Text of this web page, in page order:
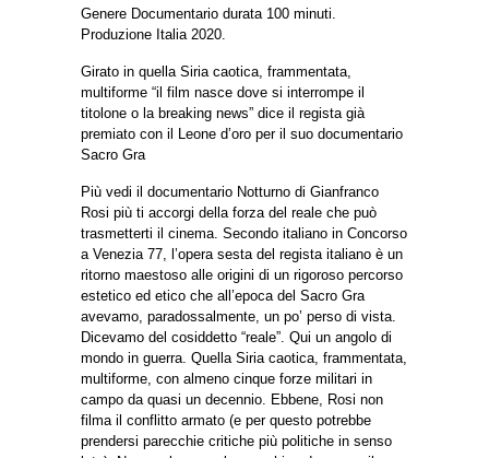
Genere Documentario durata 100 minuti.
Produzione Italia 2020.
Girato in quella Siria caotica, frammentata,
multiforme “il film nasce dove si interrompe il
titolone o la breaking news” dice il regista già
premiato con il Leone d’oro per il suo documentario
Sacro Gra
Più vedi il documentario Notturno di Gianfranco
Rosi più ti accorgi della forza del reale che può
trasmetterti il cinema. Secondo italiano in Concorso
a Venezia 77, l’opera sesta del regista italiano è un
ritorno maestoso alle origini di un rigoroso percorso
estetico ed etico che all’epoca del Sacro Gra
avevamo, paradossalmente, un po’ perso di vista.
Dicevamo del cosiddetto “reale”. Qui un angolo di
mondo in guerra. Quella Siria caotica, frammentata,
multiforme, con almeno cinque forze militari in
campo da quasi un decennio. Ebbene, Rosi non
filma il conflitto armato (e per questo potrebbe
prendersi parecchie critiche più politiche in senso